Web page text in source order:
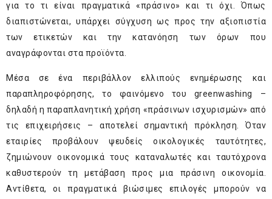
για το τι είναι πραγματικά «πράσινο» και τι όχι. Όπως
διαπιστώνεται, υπάρχει σύγχυση ως προς την αξιοπιστία
των ετικετών και την κατανόηση των όρων που
αναγράφονται στα προϊόντα.
Μέσα σε ένα περιβάλλον ελλιπούς ενημέρωσης και
παραπληροφόρησης, το φαινόμενο του greenwashing –
δηλαδή η παραπλανητική χρήση «πράσινων ισχυρισμών» από
τις επιχειρήσεις – αποτελεί σημαντική πρόκληση. Όταν
εταιρίες προβάλουν ψευδείς οικολογικές ταυτότητες,
ζημιώνουν οικονομικά τους καταναλωτές και ταυτόχρονα
καθυστερούν τη μετάβαση προς μια πράσινη οικονομία.
Αντίθετα, οι πραγματικά βιώσιμες επιλογές μπορούν να